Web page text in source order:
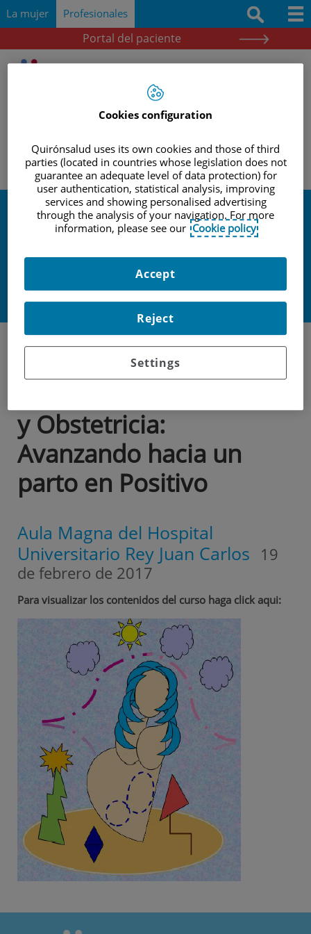
Saltar al contenido
Saltar
La mujer Profesionales Buscar
Portal del paciente
Docencia e investigación
Protocolos
Herramientas
Actividades y eventos
CURSO SOBRE GINECOLOGÍA Y OBSTETRICIA: AVANZANDO HACIA
UN PARTO EN POSITIVO
Actividades y
eventos
Curso
Hospital Universitario Rey Juan
y Obstetricia:
Avanzando hacia un
parto en Positivo
Aula Magna del Hospital
Universitario Rey Juan Carlos 19
de febrero de 2017
Para visualizar los contenidos del curso haga click aqui:
Cookies configuration
Quirónsalud uses its own cookies and those of third
parties (located in countries whose legislation does not
guarantee an adequate level of data protection) for
user authentication, statistical analysis, improving
services and showing personalised advertising
through the analysis of your navigation. For more
information, please see our Cookie policy
Settings
Reject
Accept